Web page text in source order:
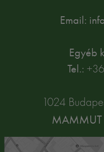
Email:
Egyéb
Tel.:
1024
MAMMUT